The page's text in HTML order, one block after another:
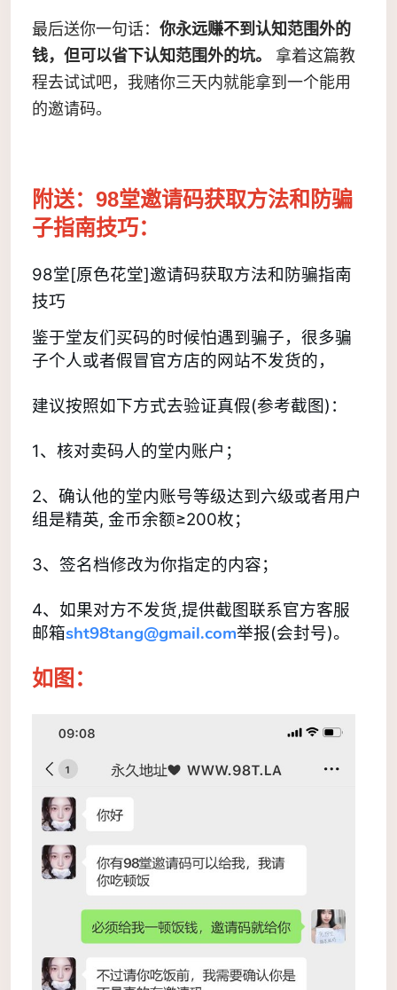
最后送你一句话： 你永远赚不到认知范围外的
钱，但可以省下认知范围外的坑。
拿着这篇教
程去试试吧，我赌你三天内就能拿到一个能用
的邀请码。
附送：98堂邀请码获取方法和防骗
子指南技巧：
98堂[原色花堂]邀请码获取方法和防骗指南
技巧
鉴于堂友们买码的时候怕遇到骗子，很多骗
子个人或者假冒官方店的网站不发货的，
建议按照如下方式去验证真假(参考截图)：
1、核对卖码人的堂内账户；
2、确认他的堂内账号等级达到六级或者用户
组是精英, 金币余额≥200枚；
3、签名档修改为你指定的内容；
4、如果对方不发货,提供截图联系官方客服
邮箱sht98tang@gmail.com举报(会封号)。
如图：